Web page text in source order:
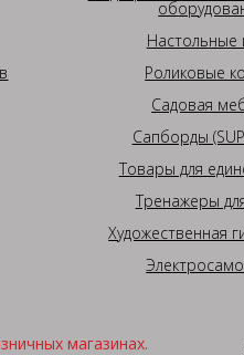
Настольные
Роликовые
Садовая
Сапборды
Товары для
Тренажеры
Художественная
магазинах.